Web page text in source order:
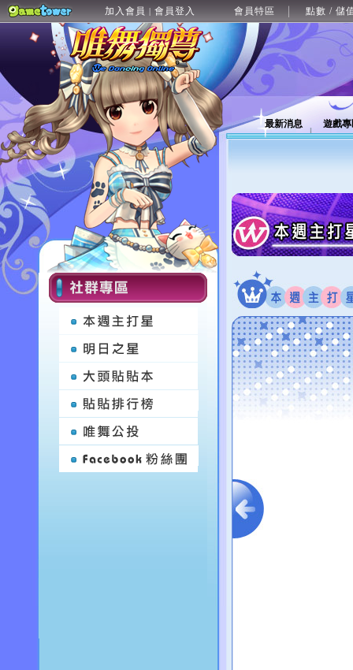
加入會員 | 會員登入 會員特區 點數 / 儲
最新消息 遊戲